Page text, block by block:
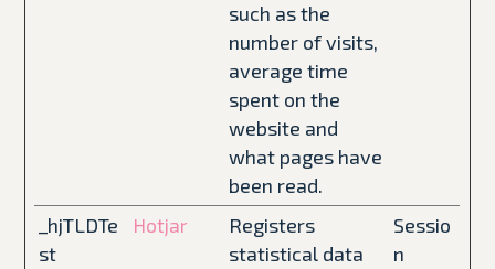
such as the
number of visits,
average time
spent on the
website and
what pages have
been read.
_hjTLDTe
st
Hotjar
Registers
statistical data
Sessio
n